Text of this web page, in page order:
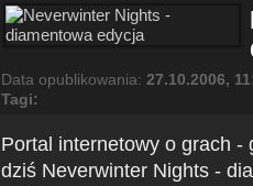
Data opublikowania: 27.10.2006,
Tagi:
Portal internetowy o grach -
dziś Neverwinter Nights -